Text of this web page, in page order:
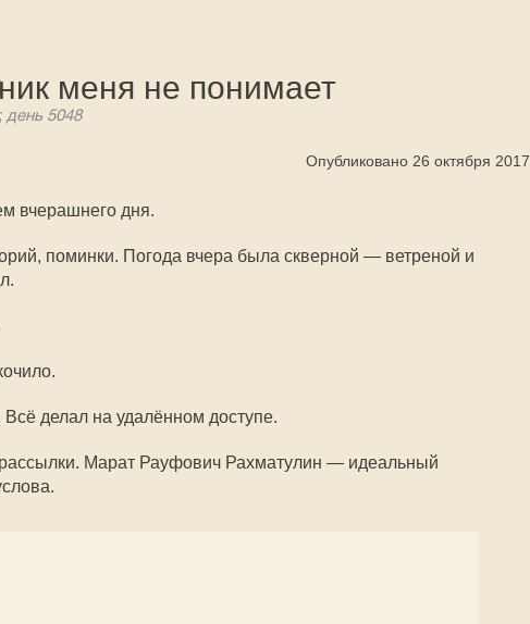
меня не понимает
день 5048
Опубликовано 26 октября 2017
вчерашнего дня.
поминки. Погода вчера была скверной — ветреной и
делал на удалённом доступе.
Марат Рауфович Рахматулин — идеальный